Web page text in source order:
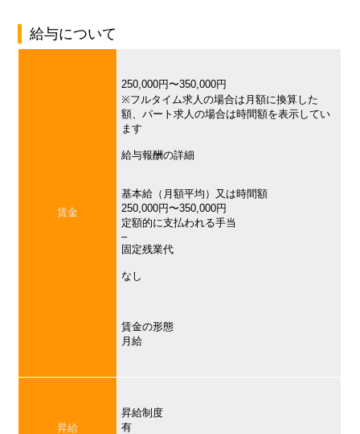
給与について
賃金
250,000円〜350,000円
※フルタイム求人の場合は月額に換算した
額、パート求人の場合は時間額を表示してい
ます
給与報酬の詳細
基本給（月額平均）又は時間額
250,000円〜350,000円
定額的に支払われる手当
–
固定残業代
なし
賃金の形態
月給
昇給
昇給制度
有